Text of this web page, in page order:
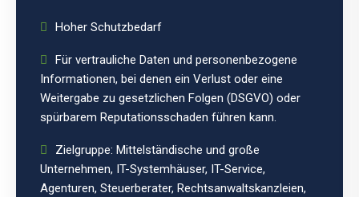
Hoher Schutzbedarf
Für vertrauliche Daten und personenbezogene
Informationen, bei denen ein Verlust oder eine
Weitergabe zu gesetzlichen Folgen (DSGVO) oder
spürbarem Reputationsschaden führen kann.
Zielgruppe: Mittelständische und große
Unternehmen, IT-Systemhäuser, IT-Service,
Agenturen, Steuerberater, Rechtsanwaltskanzleien,